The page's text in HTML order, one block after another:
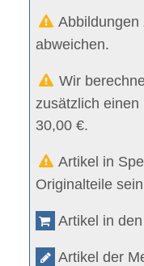
Abbildungen
abweichen.
Wir
zusätzlich
30,00 €.
Artikel in
Originalteile
Artikel in
Artikel der